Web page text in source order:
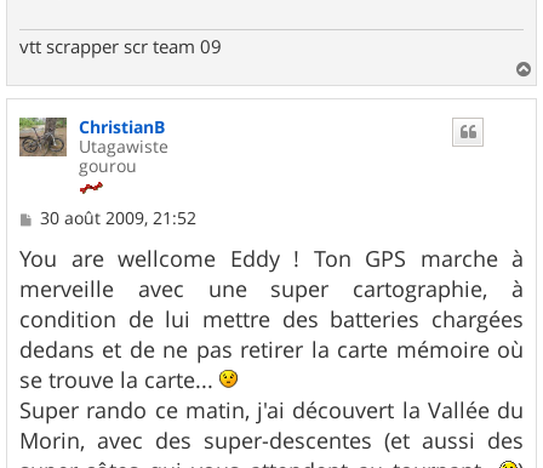
vtt scrapper scr team 09
a
ChristianB
Utagawiste
gourou
M
s
s
a
g
e
30 août 2009, 21:52
You are wellcome Eddy ! Ton GPS marche à
merveille avec une super cartographie, à
condition de lui mettre des batteries chargées
dedans et de ne pas retirer la carte mémoire où
se trouve la carte...
Super rando ce matin, j'ai découvert la Vallée du
Morin, avec des super-descentes (et aussi des